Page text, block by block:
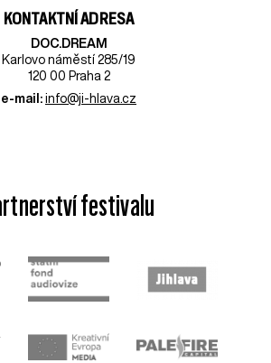
KONTAKTNÍ ADRESA
DOC.DREAM​
Karlovo náměstí 285/19
120 00 Praha 2
e-mail: info@ji-hlava.cz
festivalu